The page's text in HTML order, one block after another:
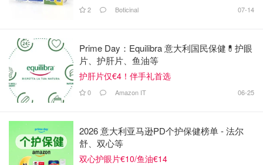
2 Boticinal 07-14
Prime Day：Equilibra 意大利国民保健💊护眼
片、护肝片、鱼油等
护肝片仅€4！伴手礼首选
0 Amazon IT 06-25
2026 意大利亚马逊PD个护保健榜单 - 法尔
舒、双心等
双心护眼片€10/鱼油€14